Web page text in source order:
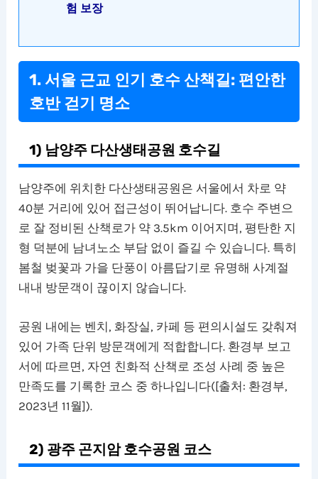
험 보장
1. 서울 근교 인기 호수 산책길: 편안한
호반 걷기 명소
1) 남양주 다산생태공원 호수길
남양주에 위치한 다산생태공원은 서울에서 차로 약
40분 거리에 있어 접근성이 뛰어납니다. 호수 주변으
로 잘 정비된 산책로가 약 3.5km 이어지며, 평탄한 지
형 덕분에 남녀노소 부담 없이 즐길 수 있습니다. 특히
봄철 벚꽃과 가을 단풍이 아름답기로 유명해 사계절
내내 방문객이 끊이지 않습니다.
공원 내에는 벤치, 화장실, 카페 등 편의시설도 갖춰져
있어 가족 단위 방문객에게 적합합니다. 환경부 보고
서에 따르면, 자연 친화적 산책로 조성 사례 중 높은
만족도를 기록한 코스 중 하나입니다([출처: 환경부,
2023년 11월]).
2) 광주 곤지암 호수공원 코스